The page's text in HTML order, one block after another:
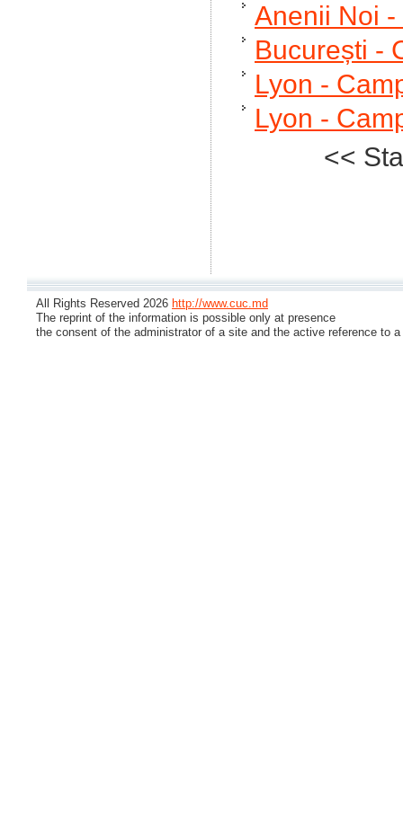
Anenii Noi
București -
Lyon -
Lyon -
<<
All Rights Reserved 2026 http://www.cuc.md
The reprint of the information is possible only at presence
the consent of the administrator of a site and the active reference to